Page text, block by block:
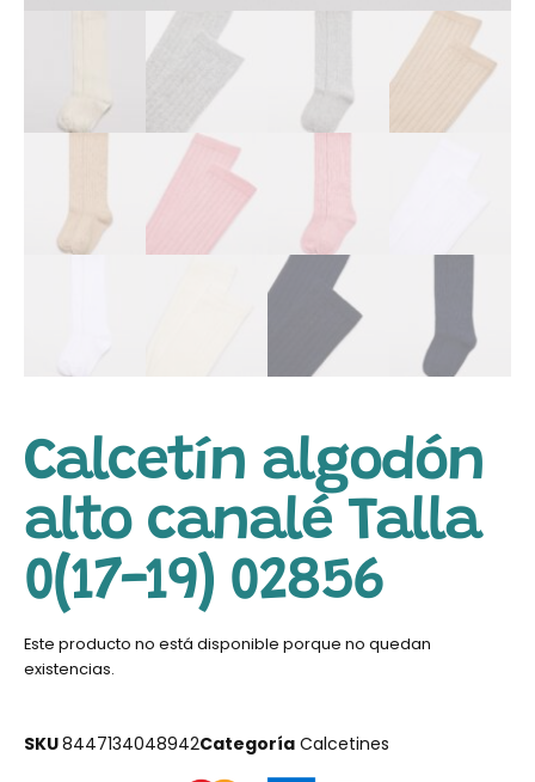
Calcetín algodón
alto canalé Talla
0(17-19) 02856
Este producto no está disponible porque no quedan
existencias.
SKU8447134048942Categoría Calcetines